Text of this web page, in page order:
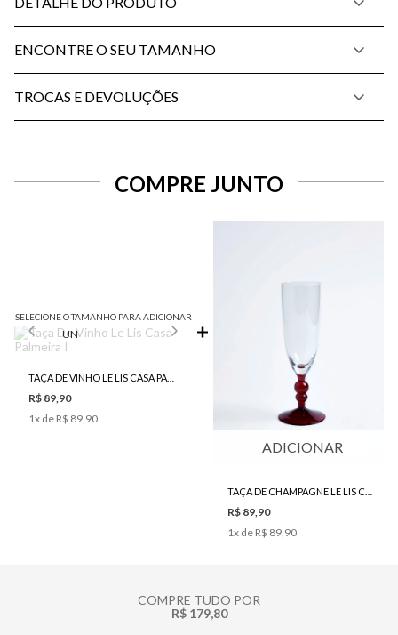
ENCONTRE O SEU TAMANHO
TROCAS E DEVOLUÇÕES
COMPRE JUNTO
SELECIONE O TAMANHO PARA ADICIONAR
UN
R$ 89,90
1x de R$ 89,90
ADICIONAR
R$ 89,90
1x de R$ 89,90
COMPRE TUDO POR
R$ 179,80